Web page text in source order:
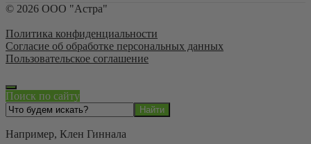
© 2026 ООО "Астра"
Политика конфиденциальности
Согласие об обработке персональных данных
Пользовательское соглашение
Поиск по сайту
Например, Клен Гиннала